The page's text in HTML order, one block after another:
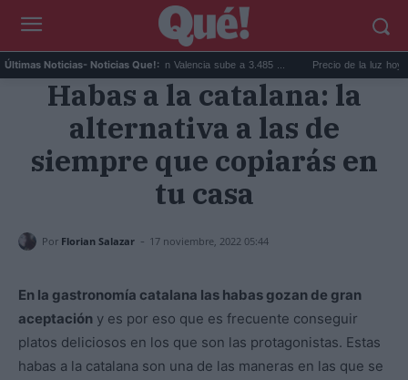
Últimas Noticias- Noticias Que!:
El precio de la vivienda en Valencia sube a 3.485 ... Precio de la luz hoy,
Habas a la catalana: la
alternativa a las de
siempre que copiarás en
tu casa
Por Florian Salazar - 17 noviembre, 2022 05:44
En la gastronomía catalana las habas gozan de gran
aceptación y es por eso que es frecuente conseguir
platos deliciosos en los que son las protagonistas. Estas
habas a la catalana son una de las maneras en las que se